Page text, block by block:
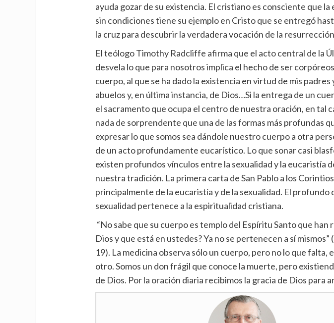
ayuda gozar de su existencia. El cristiano es consciente que
sin condiciones tiene su ejemplo en Cristo que se entregó
la cruz para descubrir la verdadera vocación de la
El teólogo Timothy Radcliffe afirma que el acto central de la
desvela lo que para nosotros implica el hecho de ser
cuerpo, al que se ha dado la existencia en virtud de mis padres
abuelos y, en última instancia, de Dios…Si la entrega de un
el sacramento que ocupa el centro de nuestra oración, en tal
nada de sorprendente que una de las formas más profundas
expresar lo que somos sea dándole nuestro cuerpo a otra
de un acto profundamente eucarístico. Lo que sonar casi
existen profundos vínculos entre la sexualidad y la eucaristía
nuestra tradición. La primera carta de San Pablo a los
principalmente de la eucaristía y de la sexualidad. El profundo
sexualidad pertenece a la espiritualidad cristiana.
“No sabe que su cuerpo es templo del Espíritu Santo que han
Dios y que está en ustedes? Ya no se pertenecen a sí mismos”
19). La medicina observa sólo un cuerpo, pero no lo que falta,
otro. Somos un don frágil que conoce la muerte, pero
de Dios. Por la oración diaria recibimos la gracia de Dios para